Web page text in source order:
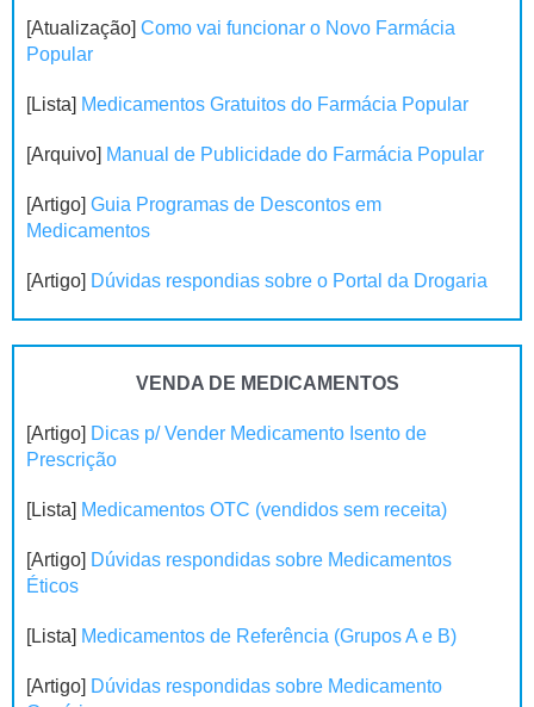
[Atualização] Como vai funcionar o Novo Farmácia
Popular
[Lista] Medicamentos Gratuitos do Farmácia Popular
[Arquivo] Manual de Publicidade do Farmácia Popular
[Artigo] Guia Programas de Descontos em
Medicamentos
[Artigo] Dúvidas respondias sobre o Portal da Drogaria
VENDA DE MEDICAMENTOS
[Artigo] Dicas p/ Vender Medicamento Isento de
Prescrição
[Lista] Medicamentos OTC (vendidos sem receita)
[Artigo] Dúvidas respondidas sobre Medicamentos
Éticos
[Lista] Medicamentos de Referência (Grupos A e B)
[Artigo] Dúvidas respondidas sobre Medicamento